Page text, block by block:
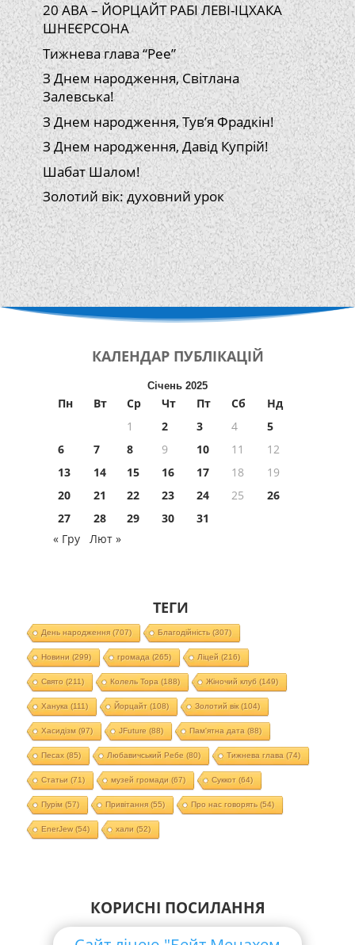
20 АВА – ЙОРЦАЙТ РАБІ ЛЕВІ-ІЦХАКА
ШНЕЄРСОНА
Тижнева глава “Рее”
З Днем народження, Світлана
Залевська!
З Днем народження, Тув’я Фрадкін!
З Днем народження, Давід Купрій!
Шабат Шалом!
Золотий вік: духовний урок
КАЛЕНДАР ПУБЛІКАЦІЙ
Січень 2025
Пн Вт Ср Чт Пт Сб
Нд
1
2 3 4
5
6
7 8 9 10 11
12
13
14 15 16 17 18
19
20
21 22 23 24 25
26
27
28 29 30
31
« Гру
Лют »
ТЕГИ
День народження(707) Благодійність (307)
Новини (299) громада (265) Ліцей (216)
Свято (211) Колель Тора (188) Жіночий клуб (149)
Ханука (111) Йорцайт (108) Золотий вік(104)
Хасидізм (97) JFuture (88) Пам'ятна дата (88)
Песах(85) Любавичський Ребе (80) Тижнева глава (74)
Статьи (71) музей громади (67) Суккот (64)
Пурім (57) Привітання(55) Про нас говорять (54)
EnerJew(54) хали (52)
КОРИСНІ ПОСИЛАННЯ